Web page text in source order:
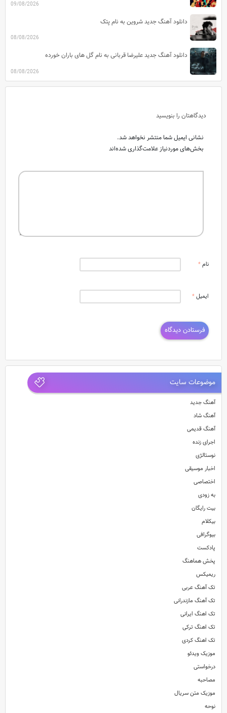
09/08/2026
دانلود آهنگ جدید شروین به نام پتک
08/08/2026
دانلود آهنگ جدید علیرضا قربانی به نام گل های باران خورده
08/08/2026
دیدگاهتان را بنویسید
نشانی ایمیل شما منتشر نخواهد شد.
بخش‌های موردنیاز علامت‌گذاری شده‌اند
نام*
ایمیل*
موضوعات سایت
آهنگ جدید
آهنگ شاد
آهنگ قدیمی
اجرای زنده
نوستالژی
اخبار موسیقی
اختصاصی
به زودی
بیت رایگان
بیکلام
بیوگرافی
پادکست
پخش هماهنگ
ریمیکس
تک آهنگ عربی
تک آهنگ مازندرانی
تک اهنگ ایرانی
تک اهنگ ترکی
تک اهنگ کردی
موزیک ویدئو
درخواستی
مصاحبه
موزیک متن سریال
نوحه